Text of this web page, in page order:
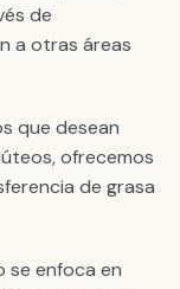
de
a otras áreas
que desean
ofrecemos
de grasa
se enfoca en